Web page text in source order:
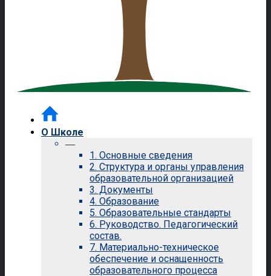
О Школе
—
1. Основные сведения
2. Структура и органы управления
образовательной организацией
3. Документы
4. Образование
5. Образовательные стандарты
6. Руководство. Педагогический
состав.
7. Материально-техническое
обеспечение и оснащенность
образовательного процесса